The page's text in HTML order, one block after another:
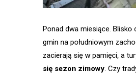
Ponad dwa miesiące.
gmin na południowym
zacierają się w pamięci, a
się sezon zimowy. Czy